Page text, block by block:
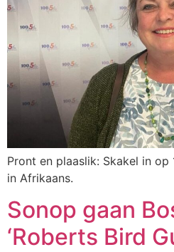
Pront en plaaslik: Skakel in op
in Afrikaans.
Sonop gaan
‘Roberts Bird